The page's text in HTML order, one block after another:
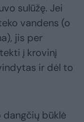
sulūžę. Jei
vandens (o
jis per
į krovinį
ir dėl to
dangčių būklė